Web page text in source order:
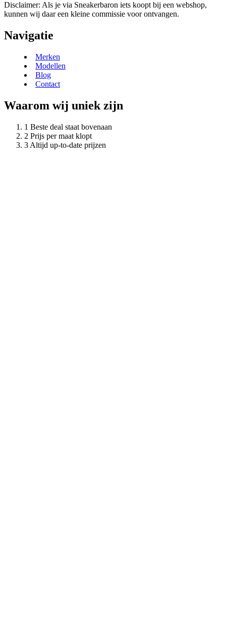
Disclaimer: Als je via Sneakerbaron iets koopt bij een webshop,
kunnen wij daar een kleine commissie voor ontvangen.
Navigatie
Merken
Modellen
Blog
Contact
Waarom wij uniek zijn
Beste deal staat bovenaan
Prijs per maat klopt
Altijd up-to-date prijzen